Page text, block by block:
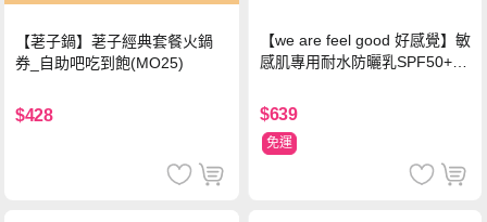
【荖子鍋】荖子經典套餐火鍋
券_自助吧吃到飽(MO25)
$428
【we are feel good 好感覺】敏
感肌專用耐水防曬乳SPF50+ 7
$639
免運